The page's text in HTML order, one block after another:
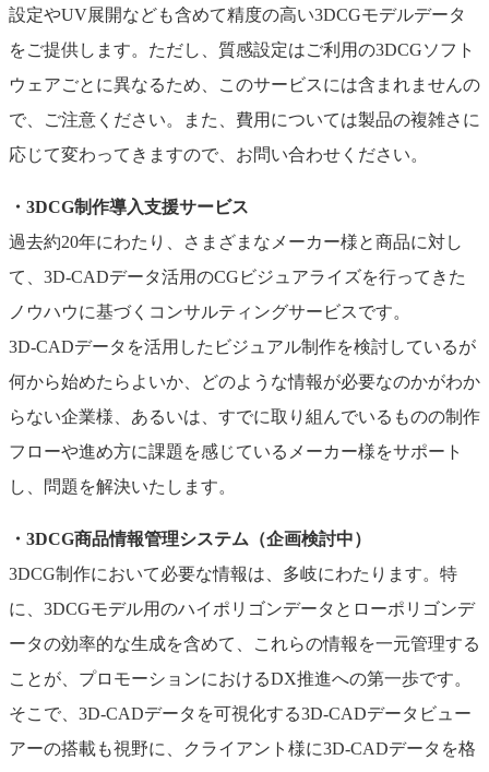
設定やUV展開なども含めて精度の高い3DCGモデルデータ
をご提供します。ただし、質感設定はご利用の3DCGソフト
ウェアごとに異なるため、このサービスには含まれませんの
で、ご注意ください。また、費用については製品の複雑さに
応じて変わってきますので、お問い合わせください。
・3DCG制作導入支援サービス
過去約20年にわたり、さまざまなメーカー様と商品に対し
て、3D-CADデータ活用のCGビジュアライズを行ってきた
ノウハウに基づくコンサルティングサービスです。
3D-CADデータを活用したビジュアル制作を検討しているが
何から始めたらよいか、どのような情報が必要なのかがわか
らない企業様、あるいは、すでに取り組んでいるものの制作
フローや進め方に課題を感じているメーカー様をサポート
し、問題を解決いたします。
・3DCG商品情報管理システム（企画検討中）
3DCG制作において必要な情報は、多岐にわたります。特
に、3DCGモデル用のハイポリゴンデータとローポリゴンデ
ータの効率的な生成を含めて、これらの情報を一元管理する
ことが、プロモーションにおけるDX推進への第一歩です。
そこで、3D-CADデータを可視化する3D-CADデータビュー
アーの搭載も視野に、クライアント様に3D-CADデータを格